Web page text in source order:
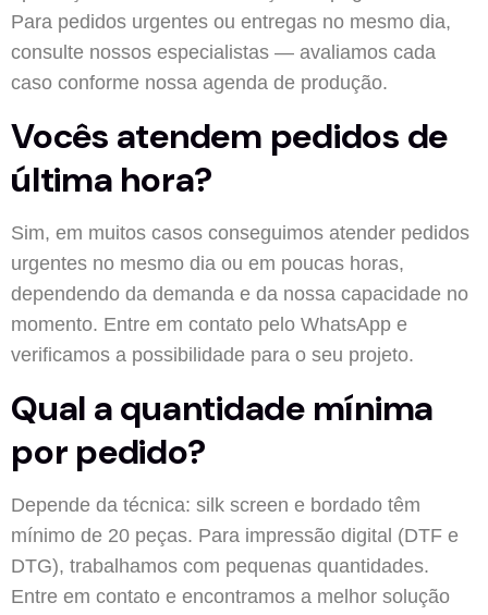
Para pedidos urgentes ou entregas no mesmo dia,
consulte nossos especialistas — avaliamos cada
caso conforme nossa agenda de produção.
Vocês atendem pedidos de
última hora?
Sim, em muitos casos conseguimos atender pedidos
urgentes no mesmo dia ou em poucas horas,
dependendo da demanda e da nossa capacidade no
momento. Entre em contato pelo WhatsApp e
verificamos a possibilidade para o seu projeto.
Qual a quantidade mínima
por pedido?
Depende da técnica: silk screen e bordado têm
mínimo de 20 peças. Para impressão digital (DTF e
DTG), trabalhamos com pequenas quantidades.
Entre em contato e encontramos a melhor solução